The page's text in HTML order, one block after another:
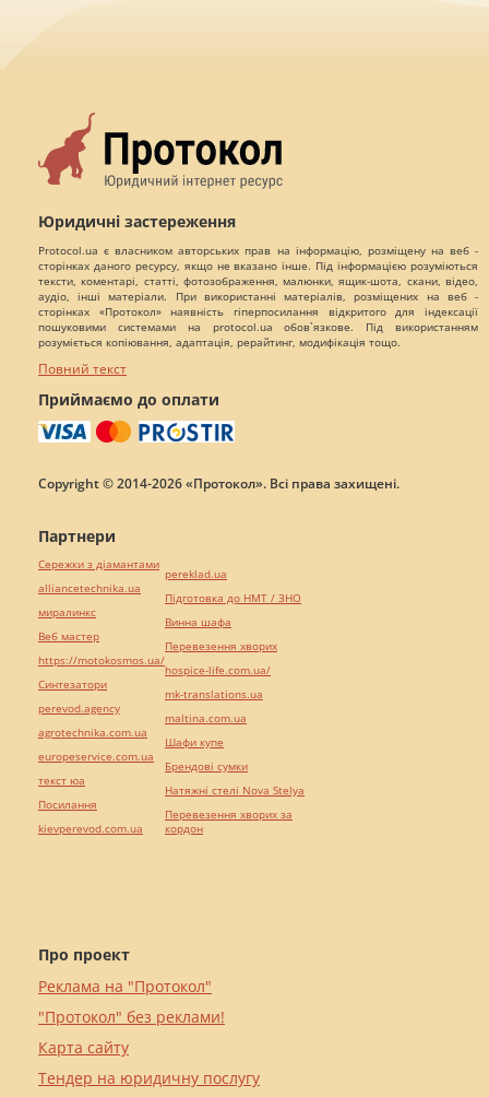
Юридичні застереження
Protocol.ua є власником авторських прав на інформацію, розміщену на веб -
сторінках даного ресурсу, якщо не вказано інше. Під інформацією розуміються
тексти, коментарі, статті, фотозображення, малюнки, ящик-шота, скани, відео,
аудіо, інші матеріали. При використанні матеріалів, розміщених на веб -
сторінках «Протокол» наявність гіперпосилання відкритого для індексації
пошуковими системами на protocol.ua обов`язкове. Під використанням
розуміється копіювання, адаптація, рерайтинг, модифікація тощо.
Повний текст
Приймаємо до оплати
Copyright © 2014-2026 «Протокол». Всі права захищені.
Про проект
Реклама на "Протокол"
"Протокол" без реклами!
Карта сайту
Тендер на юридичну послугу
Партнери
Сережки з діамантами
alliancetechnika.ua
миралинкс
Веб мастер
https://motokosmos.ua/
Синтезатори
perevod.agency
agrotechnika.com.ua
europeservice.com.ua
текст юа
Посилання
kievperevod.com.ua
pereklad.ua
Підготовка до НМТ / ЗНО
Винна шафа
Перевезення хворих
hospice-life.com.ua/
mk-translations.ua
maltina.com.ua
Шафи купе
Брендові сумки
Натяжні стелі Nova Stelya
Перевезення хворих за
кордон